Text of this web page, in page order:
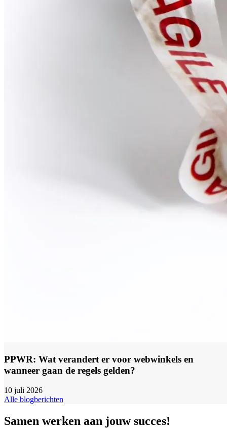
PPWR: Wat verandert er voor webwinkels en
wanneer gaan de regels gelden?
10 juli 2026
Alle blogberichten
Samen werken aan jouw succes!